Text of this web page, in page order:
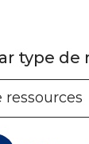
type de